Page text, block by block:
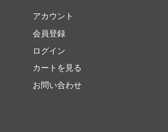
アカウント
会員登録
ログイン
カートを見る
お問い合わせ